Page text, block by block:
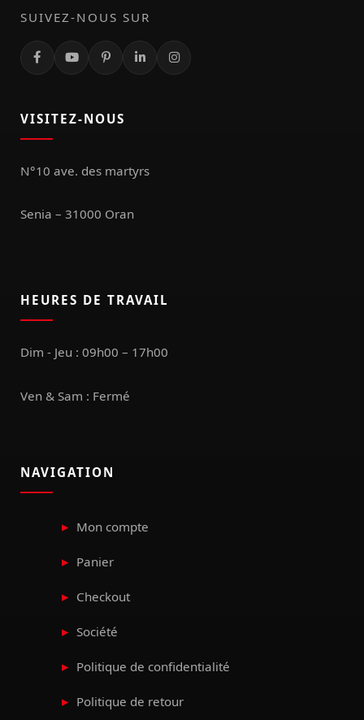
SUIVEZ-NOUS SUR
VISITEZ-NOUS
N°10 ave. des martyrs
Senia – 31000 Oran
HEURES DE TRAVAIL
Dim - Jeu : 09h00 – 17h00
Ven & Sam : Fermé
NAVIGATION
Mon compte
Panier
Checkout
Société
Politique de confidentialité
Politique de retour